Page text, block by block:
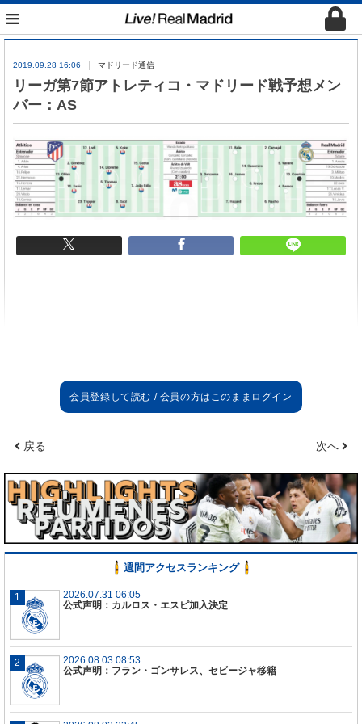
≡
2019.09.28 16:06 マドリード通信
リーガ第7節アトレティコ・マドリード戦予想メン
バー：AS
戻る 次へ
週間アクセスランキング
2026.07.31 06:05
公式声明：カルロス・エスピ加入決定
2026.08.03 08:53
公式声明：フラン・ゴンサレス、セビージャ移籍